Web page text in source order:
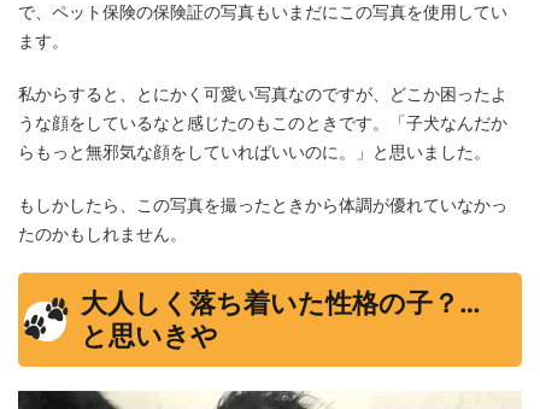
で、ペット保険の保険証の写真もいまだにこの写真を使用してい
ます。
私からすると、とにかく可愛い写真なのですが、どこか困ったよ
うな顔をしているなと感じたのもこのときです。「子犬なんだか
らもっと無邪気な顔をしていればいいのに。」と思いました。
もしかしたら、この写真を撮ったときから体調が優れていなかっ
たのかもしれません。
大人しく落ち着いた性格の子？…
と思いきや